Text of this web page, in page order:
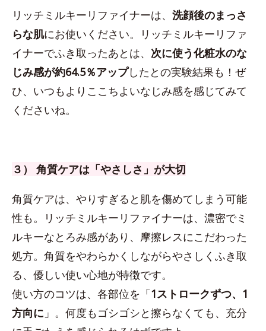
リッチミルキーリファイナーは、 洗顔後のまっさ
らな肌にお使いください。リッチミルキーリファ
イナーでふき取ったあとは、 次に使う化粧水のな
じみ感が約64.5％アップしたとの実験結果も！ぜ
ひ、いつもよりここちよいなじみ感を感じてみて
くださいね。
３） 角質ケアは「やさしさ」が大切
角質ケアは、やりすぎると肌を傷めてしまう可能
性も。リッチミルキーリファイナーは、濃密でミ
ルキーなとろみ感があり、摩擦レスにこだわった
処方。角質をやわらかくしながらやさしくふき取
る、優しい使い心地が特徴です。
使い方のコツは、各部位を「1ストロークずつ、1
方向に 」。何度もゴシゴシと擦らなくても、充分